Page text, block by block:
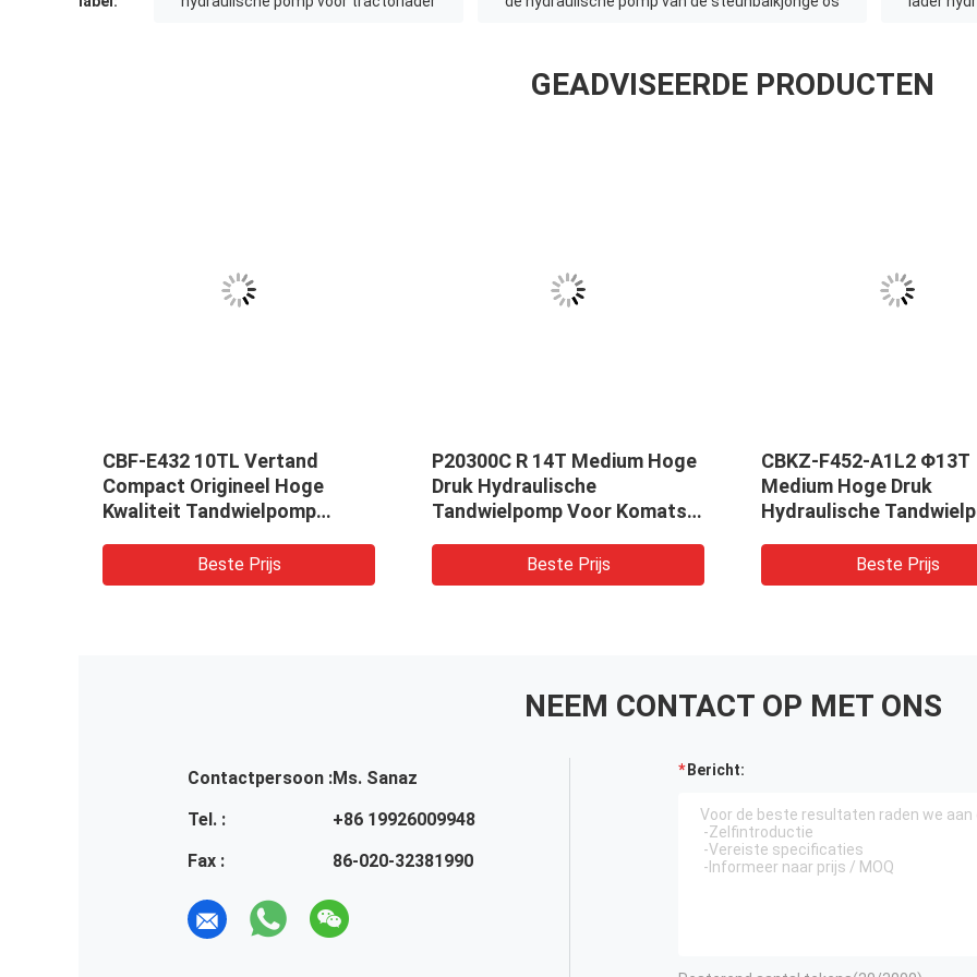
GEADVISEERDE PRODUCTEN
CBF-E432 10TL Vertand
Compact Origineel Hoge
Kwaliteit Tandwielpomp
en VoertuigenBeste Prijs
P20300C R 14T Medium Hoge
Druk Hydraulische
Tandwielpomp Voor Komatsu
Lader, Boor, Kraan
Beste Prijs
CBKZ-F452-A1L2 Φ13T
Medium Hoge Druk
Hydraulische
Boor, KraanBeste Prijs
NEEM CONTACT OP MET ONS
Contactpersoon :Ms. Sanaz
Tel. :
+86 19926009948
Fax :
86-020-32381990
Bericht: